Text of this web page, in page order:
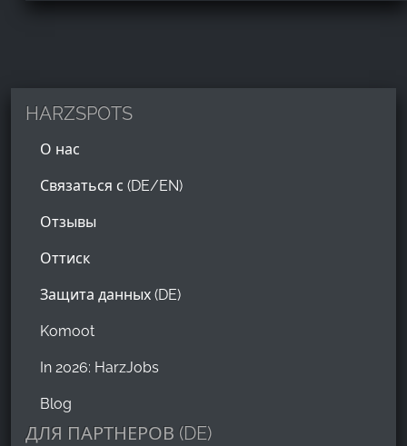
HARZSPOTS
О нас
Связаться с (DE/EN)
Отзывы
Оттиск
Защита данных (DE)
Komoot
In 2026: HarzJobs
Blog
ДЛЯ ПАРТНЕРОВ (DE)